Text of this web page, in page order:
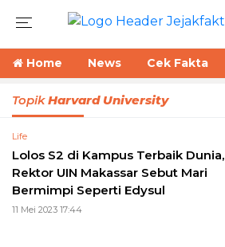
Home News Cek Fakta
TopikHarvard University
Life
Lolos S2 di Kampus Terbaik Dunia,
Rektor UIN Makassar Sebut Mari
Bermimpi Seperti Edysul
11 Mei 2023 17:44